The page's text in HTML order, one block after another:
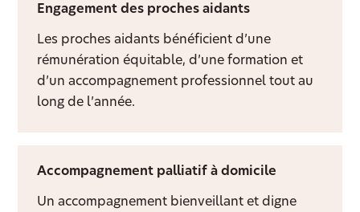
Engagement des proches aidants
Les proches aidants bénéficient d’une
rémunération équitable, d’une formation et
d’un accompagnement professionnel tout au
long de l’année.
Accompagnement palliatif à domicile
Un accompagnement bienveillant et digne